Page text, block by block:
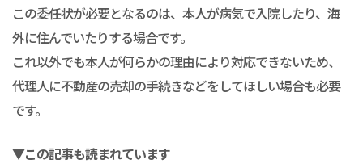
この委任状が必要となるのは、本人が病気で入院したり、海
外に住んでいたりする場合です。
これ以外でも本人が何らかの理由により対応できないため、
代理人に不動産の売却の手続きなどをしてほしい場合も必要
です。
▼この記事も読まれています